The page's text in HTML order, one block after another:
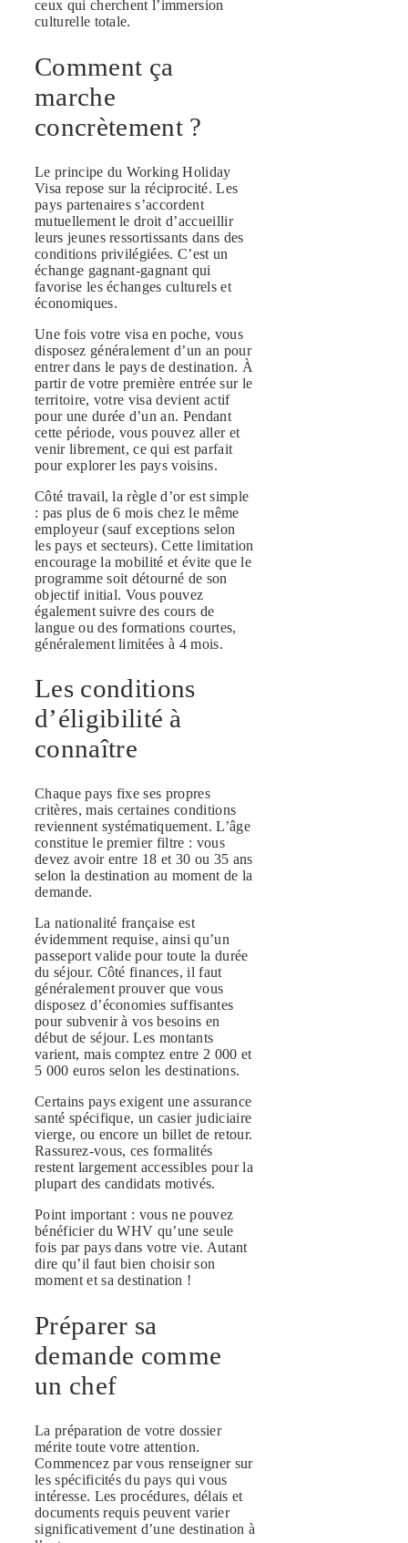
ceux qui cherchent l’immersion
culturelle totale.
Comment ça
marche
concrètement ?
Le principe du Working Holiday
Visa repose sur la réciprocité. Les
pays partenaires s’accordent
mutuellement le droit d’accueillir
leurs jeunes ressortissants dans des
conditions privilégiées. C’est un
échange gagnant-gagnant qui
favorise les échanges culturels et
économiques.
Une fois votre visa en poche, vous
disposez généralement d’un an pour
entrer dans le pays de destination. À
partir de votre première entrée sur le
territoire, votre visa devient actif
pour une durée d’un an. Pendant
cette période, vous pouvez aller et
venir librement, ce qui est parfait
pour explorer les pays voisins.
Côté travail, la règle d’or est simple
: pas plus de 6 mois chez le même
employeur (sauf exceptions selon
les pays et secteurs). Cette limitation
encourage la mobilité et évite que le
programme soit détourné de son
objectif initial. Vous pouvez
également suivre des cours de
langue ou des formations courtes,
généralement limitées à 4 mois.
Les conditions
d’éligibilité à
connaître
Chaque pays fixe ses propres
critères, mais certaines conditions
reviennent systématiquement. L’âge
constitue le premier filtre : vous
devez avoir entre 18 et 30 ou 35 ans
selon la destination au moment de la
demande.
La nationalité française est
évidemment requise, ainsi qu’un
passeport valide pour toute la durée
du séjour. Côté finances, il faut
généralement prouver que vous
disposez d’économies suffisantes
pour subvenir à vos besoins en
début de séjour. Les montants
varient, mais comptez entre 2 000 et
5 000 euros selon les destinations.
Certains pays exigent une assurance
santé spécifique, un casier judiciaire
vierge, ou encore un billet de retour.
Rassurez-vous, ces formalités
restent largement accessibles pour la
plupart des candidats motivés.
Point important : vous ne pouvez
bénéficier du WHV qu’une seule
fois par pays dans votre vie. Autant
dire qu’il faut bien choisir son
moment et sa destination !
Préparer sa
demande comme
un chef
La préparation de votre dossier
mérite toute votre attention.
Commencez par vous renseigner sur
les spécificités du pays qui vous
intéresse. Les procédures, délais et
documents requis peuvent varier
significativement d’une destination à